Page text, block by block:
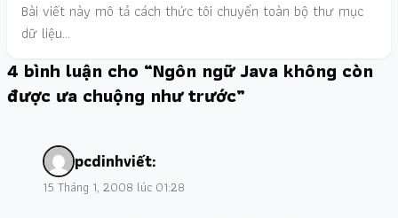
Bài viết này mô tả cách thức tôi chuyển toàn bộ thư mục
dữ liệu…
4 bình luận cho “Ngôn ngữ Java không còn
được ưa chuộng như trước”
pcdinhviết:
15 Tháng 1, 2008 lúc 01:28